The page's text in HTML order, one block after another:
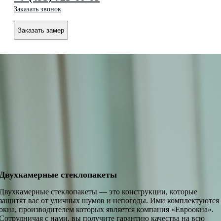
Заказать звонок
Заказать замер
стеклопакеты
стеклопакеты — это конструкции, которые
вас от уличных шумов и непогоды. Ими комплектуются
производителем которых является компания «Евроокна».
с нами, вы получите гарантию качества на всю